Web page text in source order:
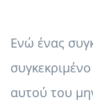
Ενώ ένας
αυτού του